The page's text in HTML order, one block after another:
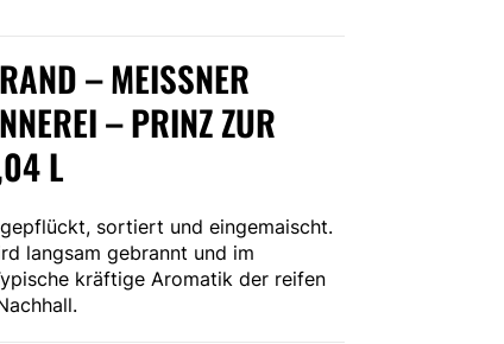
– MEISSNER S
– PRINZ ZUR L
L
sortiert und eingemaischt.
langsam gebrannt und im
kräftige Aromatik der reifen